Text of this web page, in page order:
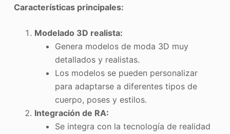
Características principales:
Modelado 3D realista:
Genera modelos de moda 3D muy
detallados y realistas.
Los modelos se pueden personalizar
para adaptarse a diferentes tipos de
cuerpo, poses y estilos.
Integración de RA:
Se integra con la tecnología de realidad